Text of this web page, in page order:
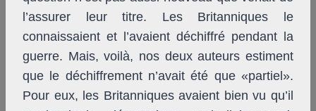
l’assurer leur titre. Les Britanniques le
connaissaient et l’avaient déchiffré pendant la
guerre. Mais, voilà, nos deux auteurs estiment
que le déchiffrement n’avait été que «partiel».
Pour eux, les Britanniques avaient bien vu qu’il